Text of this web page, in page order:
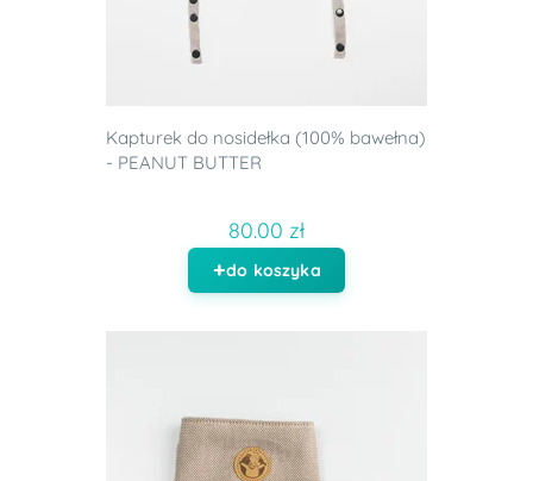
Kapturek do nosidełka (100% bawełna)
- PEANUT BUTTER
80.00 zł
do koszyka